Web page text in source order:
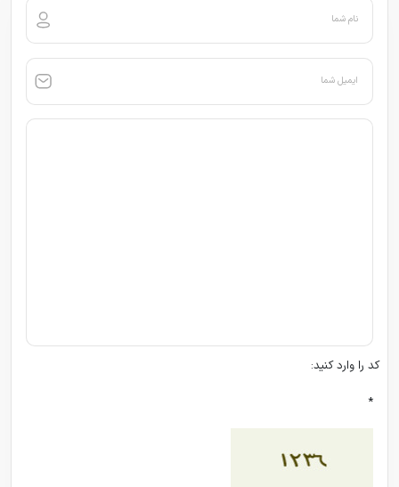
نام شما
ایمیل شما
کد را وارد کنید:
*